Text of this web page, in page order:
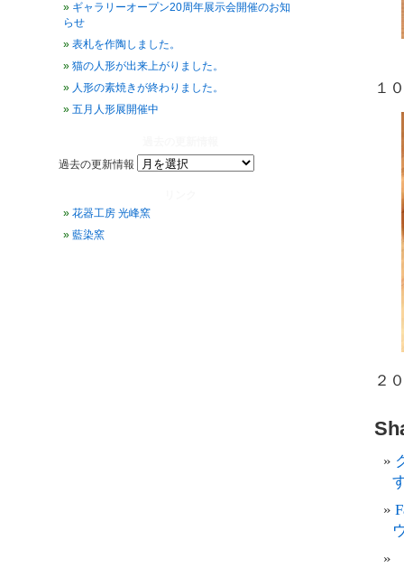
ギャラリーオープン20周年展示会開催のお知
らせ
表札を作陶しました。
猫の人形が出来上がりました。
人形の素焼きが終わりました。
五月人形展開催中
過去の更新情報
花器工房 光峰窯
藍染窯
１
２